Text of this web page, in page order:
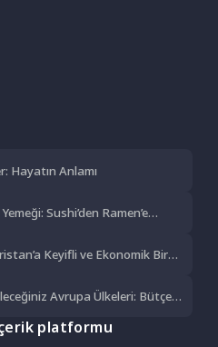
Hayatın Anlamı
Sushi’den Ramen’e
Keyifli ve Ekonomik Bir
Avrupa Ülkeleri: Bütçe
platformu